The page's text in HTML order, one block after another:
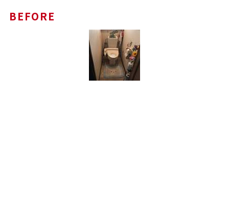
BEFORE